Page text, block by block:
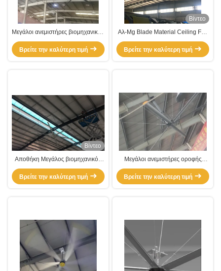
Μεγάλοι ανεμιστήρες βιομηχανικής
αποθήκης με κινητήρα 1,5 kW
60RPM
Βρείτε την καλύτερη τιμή
Βίντεο
Αλ-Mg Blade Material Ceiling Fan
για ψύξη βιομηχανικών αποθηκών
Βρείτε την καλύτερη τιμή
Βίντεο
Αποθήκη Μεγάλος βιομηχανικός
ανεμιστήρας οροφής Pmsm
ανεμιστήρας κινητήρα
Βρείτε την καλύτερη τιμή
Μεγάλοι ανεμιστήρες οροφής
βιομηχανικών αποθηκών χαμηλής
ταχύτητας
Βρείτε την καλύτερη τιμή